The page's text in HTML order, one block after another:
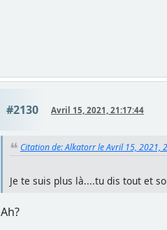
#2130 Avril 15, 2021, 21:17:44
Citation de: Alkatorr le Avril 15, 2021,
Je te suis plus là....tu dis tout et
Ah?